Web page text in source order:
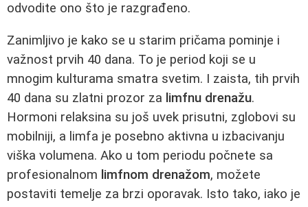
odvodite ono što je razgrađeno.
Zanimljivo je kako se u starim pričama pominje i
važnost prvih 40 dana. To je period koji se u
mnogim kulturama smatra svetim. I zaista, tih prvih
40 dana su zlatni prozor za limfnu drenažu.
Hormoni relaksina su još uvek prisutni, zglobovi su
mobilniji, a limfa je posebno aktivna u izbacivanju
viška volumena. Ako u tom periodu počnete sa
profesionalnom limfnom drenažom, možete
postaviti temelje za brzi oporavak. Isto tako, iako je